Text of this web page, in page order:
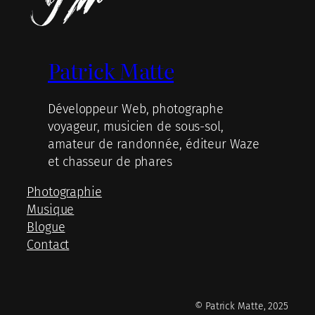
Patrick Matte
Développeur Web, photographe
voyageur, musicien de sous-sol,
amateur de randonnée, éditeur Waze
et chasseur de phares
Photographie
Musique
Blogue
Contact
© Patrick Matte, 2025